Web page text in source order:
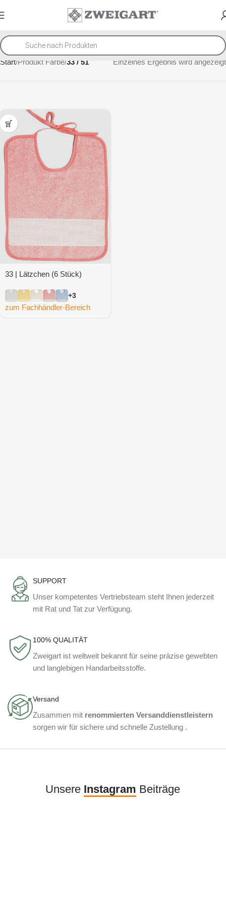
Start Produkt Farbe 33 / 51 Einzelnes Ergebnis wird angezeigt
33 | Lätzchen (6 Stück)
+3
zum Fachhändler-Bereich
SUPPORT
Unser kompetentes Vertriebsteam steht Ihnen jederzeit
mit Rat und Tat zur Verfügung.
100% QUALITÄT
Zweigart ist weltweit bekannt für seine präzise gewebten
und langlebigen Handarbeitsstoffe.
Versand
Zusammen mit renommierten Versanddienstleistern
sorgen wir für sichere und schnelle Zustellung .
Unsere Instagram Beiträge